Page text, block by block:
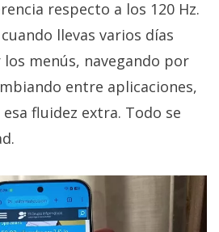
respecto a los 120 Hz.
llevas varios días
menús, navegando por
entre aplicaciones,
fluidez extra. Todo se